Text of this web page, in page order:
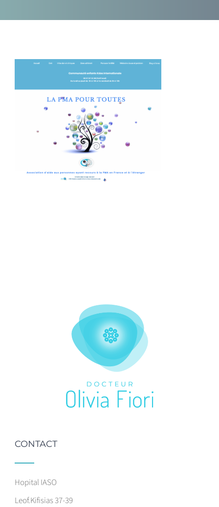
CONTACT
Hopital IASO
Leof.Kifisias 37-39